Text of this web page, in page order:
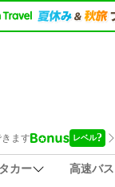
カー 高速バ